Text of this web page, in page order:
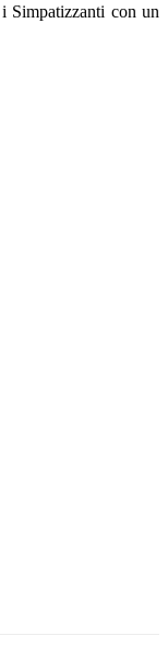
Simpatizzanti con un